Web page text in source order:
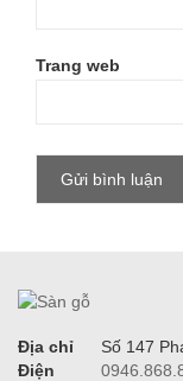
Trang web
Địa chỉ
Số 147
Điện